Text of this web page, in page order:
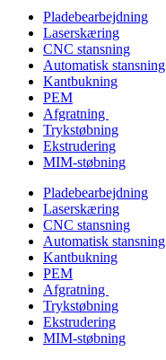
Pladebearbejdning
Laserskæring
CNC stansning
Automatisk stansning
Kantbukning
PEM
Afgratning
Trykstøbning
Ekstrudering
MIM-støbning
Pladebearbejdning
Laserskæring
CNC stansning
Automatisk stansning
Kantbukning
PEM
Afgratning
Trykstøbning
Ekstrudering
MIM-støbning